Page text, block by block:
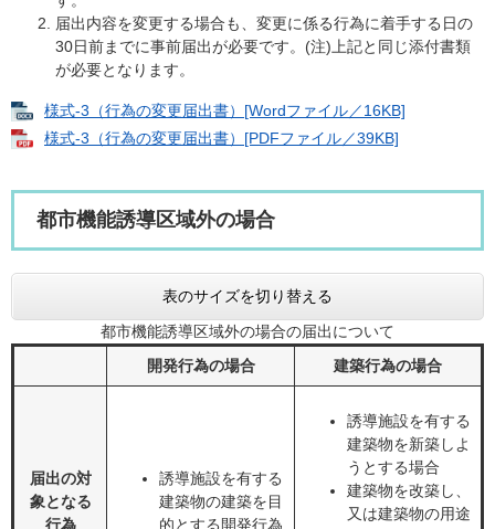
届出内容を変更する場合も、変更に係る行為に着手する日の
30日前までに事前届出が必要です。(注)上記と同じ添付書類
が必要となります。
様式-3（行為の変更届出書）[Wordファイル／16KB]
様式-3（行為の変更届出書）[PDFファイル／39KB]
都市機能誘導区域外の場合
表のサイズを切り替える
都市機能誘導区域外の場合の届出について
開発行為の場合
建築行為の場合
届出の対
象となる
行為
誘導施設を有する
建築物の建築を目
的とする開発行為
誘導施設を有する
建築物を新築しよ
うとする場合
建築物を改築し、
又は建築物の用途